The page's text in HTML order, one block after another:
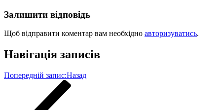
Залишити відповідь
Щоб відправити коментар вам необхідно авторизуватись.
Навігація записів
Попередній запис:Назад